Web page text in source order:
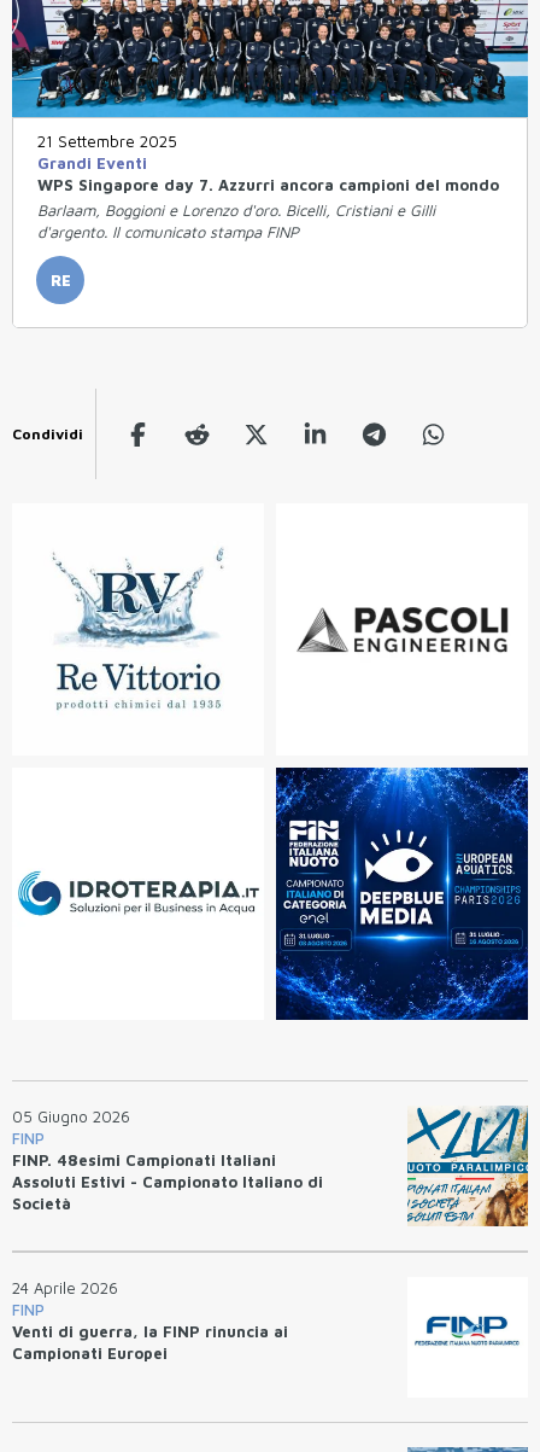
21 Settembre 2025
Grandi Eventi
WPS Singapore day 7. Azzurri ancora campioni del mondo
Barlaam, Boggioni e Lorenzo d'oro. Bicelli, Cristiani e Gilli
d'argento. Il comunicato stampa FINP
RE
Condividi
05 Giugno 2026
FINP
FINP. 48esimi Campionati Italiani
Assoluti Estivi - Campionato Italiano di
Società
24 Aprile 2026
FINP
Venti di guerra, la FINP rinuncia ai
Campionati Europei